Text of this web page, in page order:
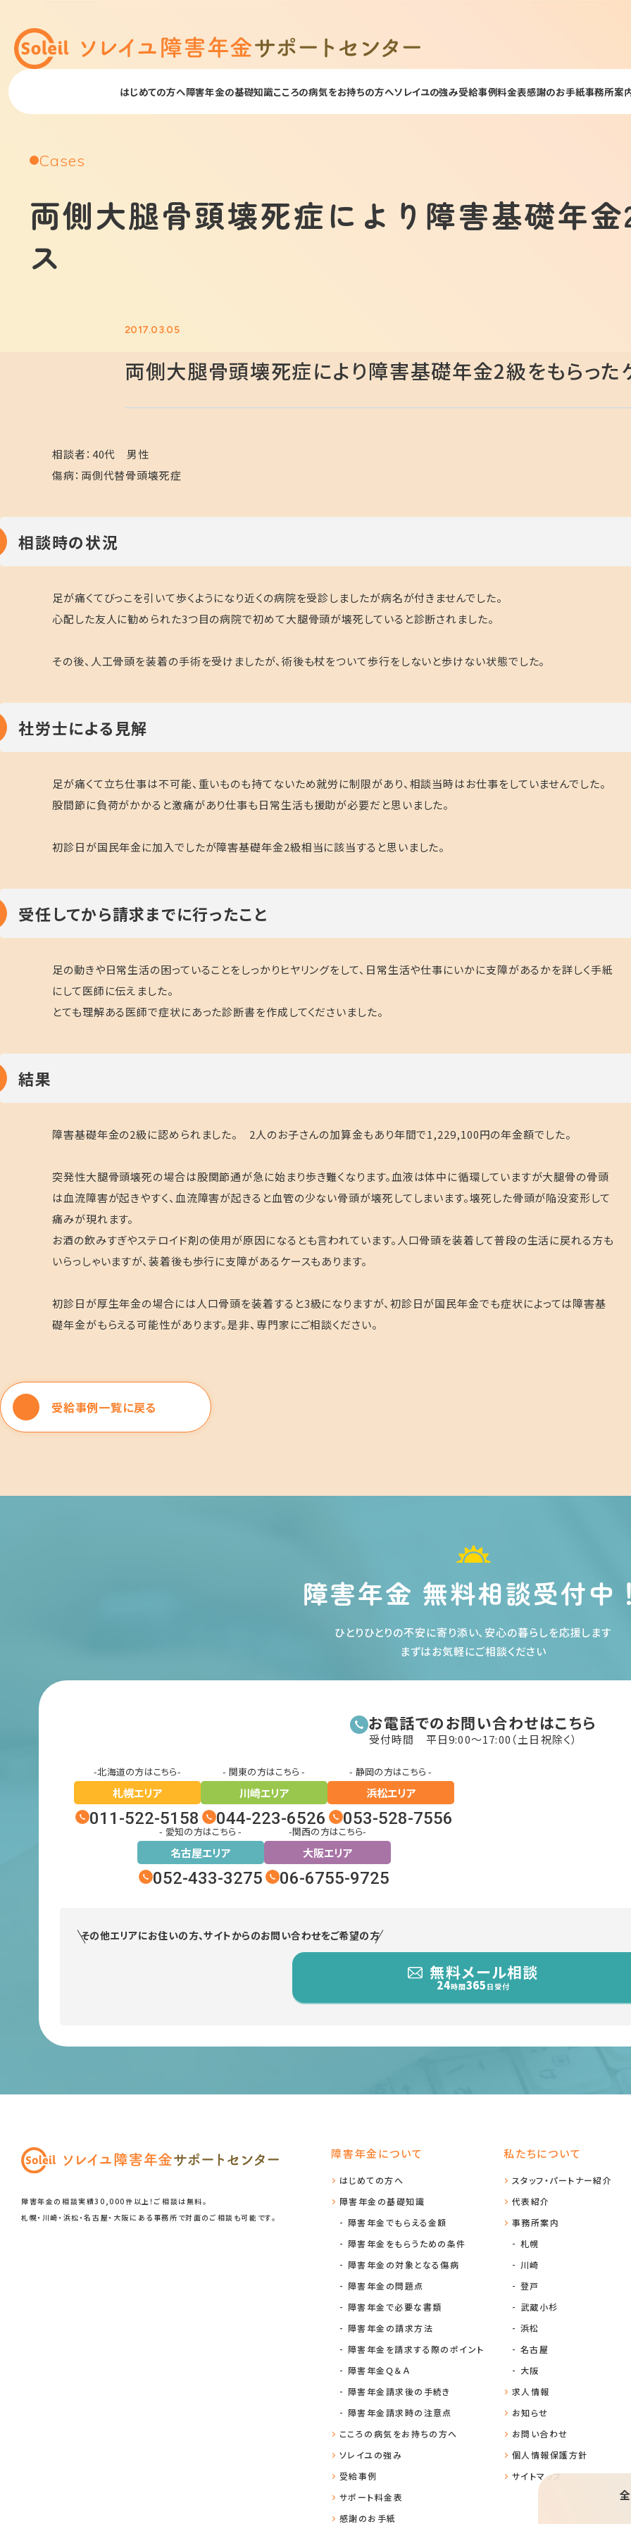
はじめての方へ障害年金の基礎知識こころの病気をお持ちの方へソレイユの強み受給事例料金表感謝のお手紙事務所案
Cases
両側大腿骨頭壊死症により障害基礎年
ス
2017.03.05
両側大腿骨頭壊死症により障害基礎年金2級をもらった
相談者：40代 男性
傷病：両側代替骨頭壊死症
相談時の状況
足が痛くてびっこを引いて歩くようになり近くの病院を受診しましたが病名が付きませんでした。
心配した友人に勧められた3つ目の病院で初めて大腿骨頭が壊死していると診断されました。
その後、人工骨頭を装着の手術を受けましたが、術後も杖をついて歩行をしないと歩けない状態でした。
社労士による見解
足が痛くて立ち仕事は不可能、重いものも持てないため就労に制限があり、相談当時はお仕事をしていませんでした。
股間節に負荷がかかると激痛があり仕事も日常生活も援助が必要だと思いました。
初診日が国民年金に加入でしたが障害基礎年金2級相当に該当すると思いました。
受任してから請求までに行ったこと
足の動きや日常生活の困っていることをしっかりヒヤリングをして、日常生活や仕事にいかに支障があるかを詳しく手紙
にして医師に伝えました。
とても理解ある医師で症状にあった診断書を作成してくださいました。
結果
障害基礎年金の2級に認められました。 2人のお子さんの加算金もあり年間で1,229,100円の年金額でした。
突発性大腿骨頭壊死の場合は股関節通が急に始まり歩き難くなります。血液は体中に循環していますが大腿骨の骨頭
は血流障害が起きやすく、血流障害が起きると血管の少ない骨頭が壊死してしまいます。壊死した骨頭が陥没変形して
痛みが現れます。
お酒の飲みすぎやステロイド剤の使用が原因になるとも言われています。人口骨頭を装着して普段の生活に戻れる方も
いらっしゃいますが、装着後も歩行に支障があるケースもあります。
初診日が厚生年金の場合には人口骨頭を装着すると3級になりますが、初診日が国民年金でも症状によっては障害基
礎年金がもらえる可能性があります。是非、専門家にご相談ください。
受給事例一覧に戻る
障害年金 無料相談受付中
ひとりひとりの不安に寄り添い、安心の暮らしを応援します
まずはお気軽にご相談ください
お電話でのお問い合わせはこちら
受付時間 平日9:00〜17:00（土日祝除く）
-北海道の方はこちら-
札幌エリア
011-522-5158
- 関東の方はこちら -
川崎エリア
044-223-6526
- 静岡の方はこちら -
浜松エリア
053-528-7556
- 愛知の方はこちら -
名古屋エリア
052-433-3275
-関西の方はこちら-
大阪エリア
06-6755-9725
その他エリアにお住いの方、サイトからのお問い合わせをご希望の方
無料メール相談
24時間365 日受付
障害年金の相談実績30,000件以上！ご相談は無料。
札幌・川崎・浜松・名古屋・大阪にある事務所で対面のご相談も可能です。
障害年金について
はじめての方へ
障害年金の基礎知識
障害年金でもらえる金額
障害年金をもらうための条件
障害年金の対象となる傷病
障害年金の問題点
障害年金で必要な書類
障害年金の請求方法
障害年金を請求する際のポイント
障害年金Ｑ＆Ａ
障害年金請求後の手続き
障害年金請求時の注意点
こころの病気をお持ちの方へ
ソレイユの強み
受給事例
サポート料金表
感謝のお手紙
私たちについて
スタッフ・パートナー紹介
代表紹介
事務所案内
札幌
川崎
登戸
武蔵小杉
浜松
名古屋
大阪
求人情報
お知らせ
お問い合わせ
個人情報保護方針
サイトマップ